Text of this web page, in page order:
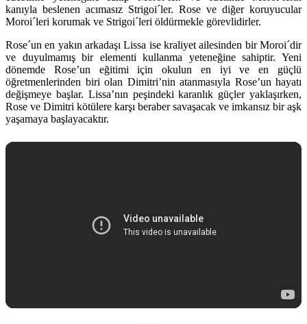
kanıyla beslenen acımasız Strigoi´ler. Rose ve diğer koruyucular
Moroi´leri korumak ve Strigoi´leri öldürmekle görevlidirler.
Rose´un en yakın arkadaşı Lissa ise kraliyet ailesinden bir Moroi´dir
ve duyulmamış bir elementi kullanma yeteneğine sahiptir. Yeni
dönemde Rose’un eğitimi için okulun en iyi ve en güçlü
öğretmenlerinden biri olan Dimitri’nin atanmasıyla Rose’un hayatı
değişmeye başlar. Lissa’nın peşindeki karanlık güçler yaklaşırken,
Rose ve Dimitri kötülere karşı beraber savaşacak ve imkansız bir aşk
yaşamaya başlayacaktır.